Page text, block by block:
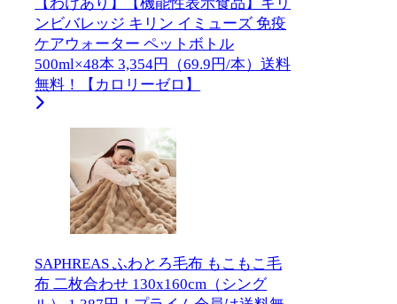
【わけあり】【機能性表示食品】キリ
ンビバレッジ キリン イミューズ 免疫
ケアウォーター ペットボトル
500ml×48本 3,354円（69.9円/本）送料
無料！【カロリーゼロ】
SAPHREAS ふわとろ毛布 もこもこ毛
布 二枚合わせ 130x160cm（シング